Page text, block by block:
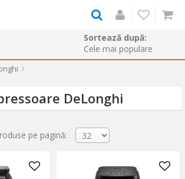
Sortează după:
DeLonghi
pe pagină: